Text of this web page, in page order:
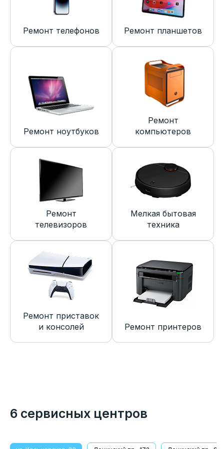
Ремонт телефонов Ремонт планшетов
Ремонт ноутбуков
Ремонт
компьютеров
Ремонт
телевизоров
Мелкая бытовая
техника
Ремонт приставок
и консолей
Ремонт принтеров
6 сервисных центров